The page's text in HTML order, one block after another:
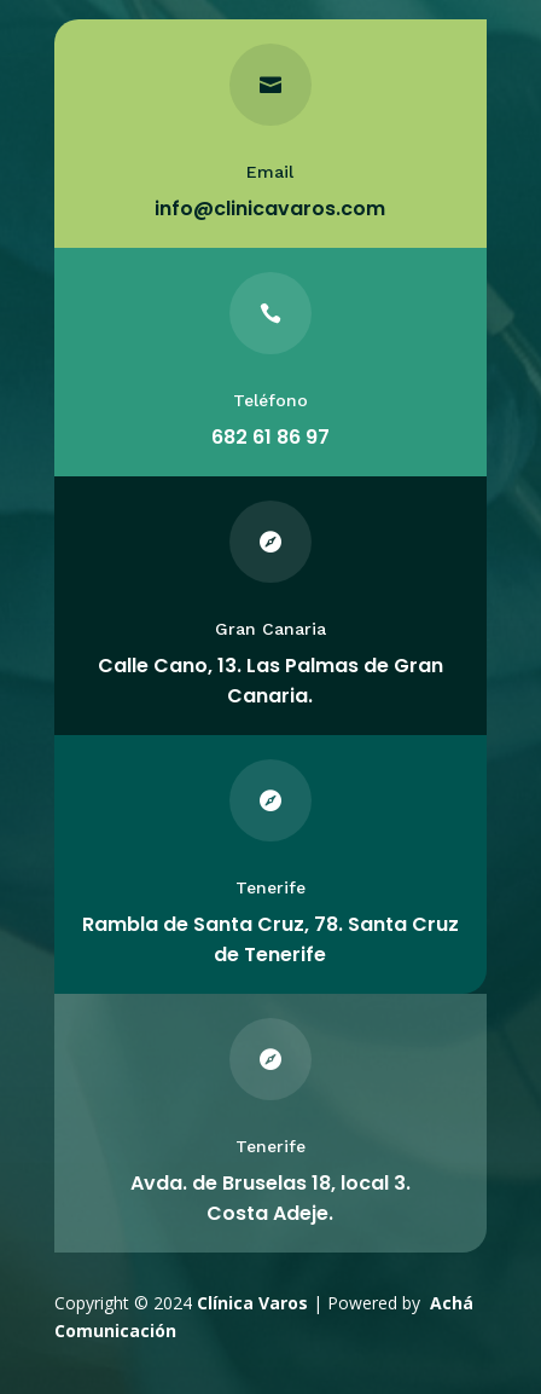

Email
info@clinicavaros.com

Teléfono
682 61 86 97

Gran Canaria
Calle Cano, 13. Las Palmas de Gran
Canaria.

Tenerife
Rambla de Santa Cruz, 78. Santa Cruz
de Tenerife

Tenerife
Avda. de Bruselas 18, local 3.
Costa Adeje.
Copyright © 2024 Clínica Varos | Powered by Achá
Comunicación